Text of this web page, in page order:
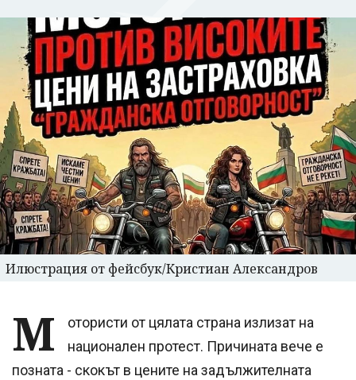
Илюстрация от фейсбук/Кристиан Александров
М
отористи от цялата страна излизат на
национален протест. Причината вече е
позната - скокът в цените на задължителната